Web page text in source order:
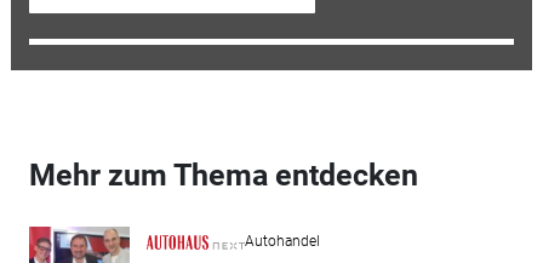
Mehr zum Thema entdecken
Autohandel